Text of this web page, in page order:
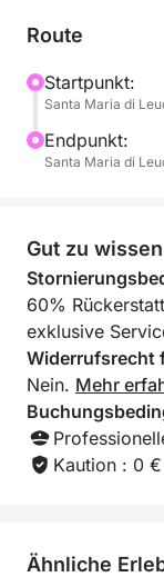
Route
Startpunkt:
Santa Maria di
Endpunkt:
Santa Maria di
Gut zu wissen
60%
exklusive
Widerrufsrecht
Nein. Mehr
Kaution : 0 €
Ähnliche